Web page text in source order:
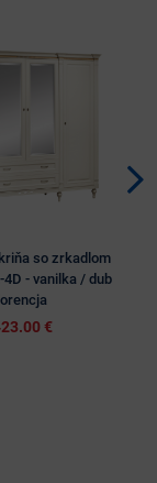
so zrkadlom
4D - vanilka / dub
€